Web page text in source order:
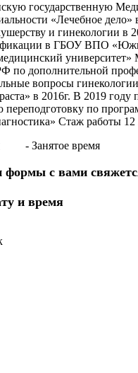
государственную
«Лечебное дело»
и гинекологии в
в ГБОУ ВПО
университет»
по дополнительной
вопросы гинекологии
в 2016г. В 2019 году
переподготовку по
Стаж работы 12
- Занятое время
формы с вами
и время